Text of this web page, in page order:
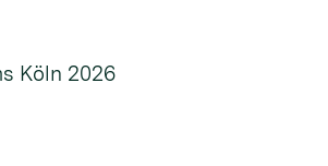
Köln 2026